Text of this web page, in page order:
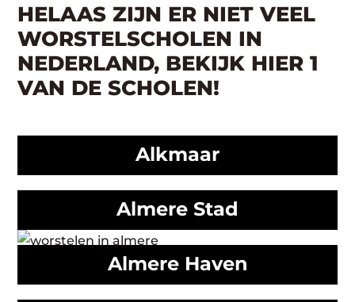
HELAAS ZIJN ER NIET VEEL
WORSTELSCHOLEN IN
NEDERLAND, BEKIJK HIER 1
VAN DE SCHOLEN!
Alkmaar
Almere Stad
Almere Haven